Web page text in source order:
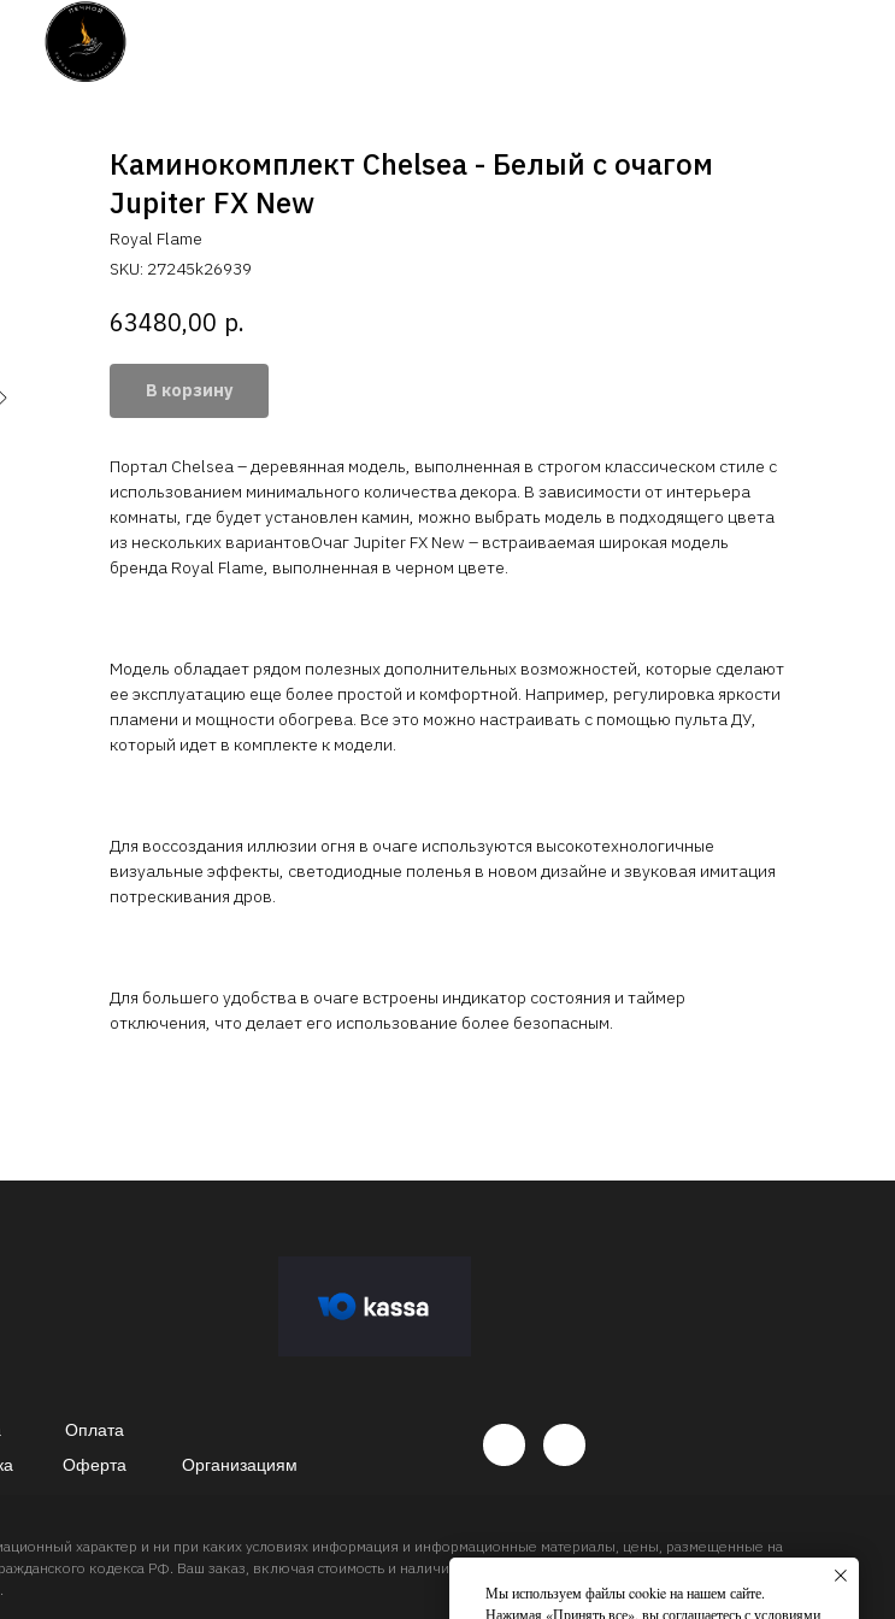
Каминокомплект Chelsea - Белый с очагом
Jupiter FX New
Royal Flame
SKU: 27245k26939
63480,00 р.
В корзину
Портал Chelsea – деревянная модель, выполненная в строгом классическом стиле с
использованием минимального количества декора. В зависимости от интерьера
комнаты, где будет установлен камин, можно выбрать модель в подходящего цвета
из нескольких вариантовОчаг Jupiter FX New – встраиваемая широкая модель
бренда Royal Flame, выполненная в черном цвете.
Модель обладает рядом полезных дополнительных возможностей, которые сделают
ее эксплуатацию еще более простой и комфортной. Например, регулировка яркости
пламени и мощности обогрева. Все это можно настраивать с помощью пульта ДУ,
который идет в комплекте к модели.
Для воссоздания иллюзии огня в очаге используются высокотехнологичные
визуальные эффекты, светодиодные поленья в новом дизайне и звуковая имитация
потрескивания дров.
Для большего удобства в очаге встроены индикатор состояния и таймер
отключения, что делает его использование более безопасным.
Оплата
Оферта Организациям
Мы используем файлы cookie на нашем сайте.
Нажимая «Принять все», вы соглашаетесь с условиями
характер и ни при каких условиях информация и информационные материалы, цены, размещенные на
кодекса РФ. Ваш заказ, включая стоимость и наличие товара и сроков доставки, будет подтвержден